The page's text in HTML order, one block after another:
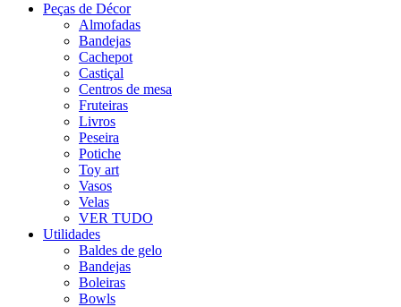
Peças de Décor
Almofadas
Bandejas
Cachepot
Castiçal
Centros de mesa
Fruteiras
Livros
Peseira
Potiche
Toy art
Vasos
Velas
VER TUDO
Utilidades
Baldes de gelo
Bandejas
Boleiras
Bowls